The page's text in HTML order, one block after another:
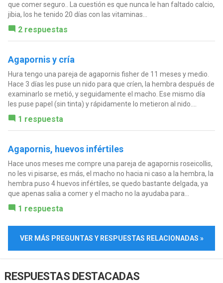
que comer seguro.. La cuestión es que nunca le han faltado calcio,
jibia, los he tenido 20 días con las vitaminas...
2 respuestas
Agapornis y cría
Hura tengo una pareja de agapornis fisher de 11 meses y medio.
Hace 3 días les puse un nido para que críen, la hembra después de
examinarlo se metió, y seguidamente el macho. Ese mismo día
les puse papel (sin tinta) y rápidamente lo metieron al nido....
1 respuesta
Agapornis, huevos infértiles
Hace unos meses me compre una pareja de agapornis roseicollis,
no les vi pisarse, es más, el macho no hacia ni caso a la hembra, la
hembra puso 4 huevos infértiles, se quedo bastante delgada, ya
que apenas salia a comer y el macho no la ayudaba para...
1 respuesta
VER MÁS PREGUNTAS Y RESPUESTAS RELACIONADAS »
RESPUESTAS DESTACADAS